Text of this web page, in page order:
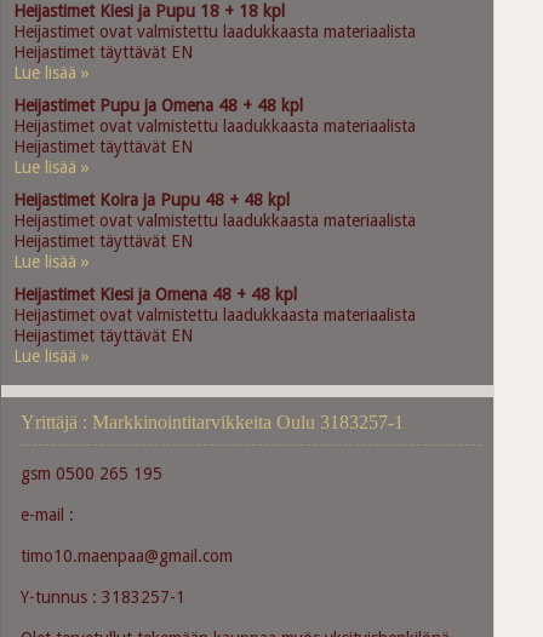
Heijastimet Kiesi ja Pupu 18 + 18 kpl
Heijastimet ovat valmistettu laadukkaasta materiaalista
Heijastimet täyttävät EN
Lue lisää »
Heijastimet Pupu ja Omena 48 + 48 kpl
Heijastimet ovat valmistettu laadukkaasta materiaalista
Heijastimet täyttävät EN
Lue lisää »
Heijastimet Koira ja Pupu 48 + 48 kpl
Heijastimet ovat valmistettu laadukkaasta materiaalista
Heijastimet täyttävät EN
Lue lisää »
Heijastimet Kiesi ja Omena 48 + 48 kpl
Heijastimet ovat valmistettu laadukkaasta materiaalista
Heijastimet täyttävät EN
Lue lisää »
Yrittäjä : Markkinointitarvikkeita Oulu 3183257-1
gsm 0500 265 195
e-mail :
timo10.maenpaa@gmail.com
Y-tunnus : 3183257-1